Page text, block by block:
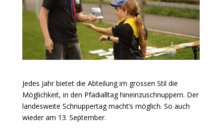
Jedes Jahr bietet die Abteilung im grossen Stil die
Möglichkeit, in den Pfadialltag hineinzuschnuppern. Der
landesweite Schnuppertag macht’s möglich. So auch
wieder am 13. September.